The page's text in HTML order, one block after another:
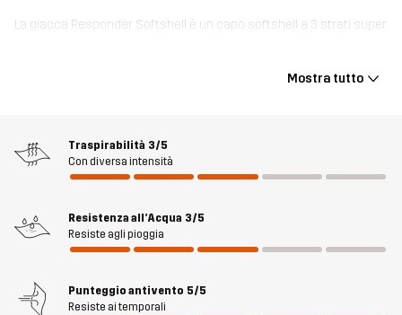
La giacca Responder Softshell è un capo softshell a 3 strati super
materiale elasticizzato in 4 direzioni, hai piena flessibilità e libertà
di movimento, mentre la membrana Hypershell® Core antivento e
tasche per le mani e una tasca a marsupio ventilata sulla schiena
sono comode per riporre giocattoli per cani, snack e altri oggetti
per adattarsi perfettamente. Nel complesso, la giacca Responderì
Softshell è uno strato esterno comodo e confortevole pensato
Mostra tutto
Traspirabilità 3/5
Con diversa intensità
Resistenza all’Acqua 3/5
Resiste agli pioggia
Punteggio antivento 5/5
Resiste ai temporali